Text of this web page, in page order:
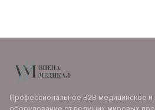
Профессиональное B2B медицинское и